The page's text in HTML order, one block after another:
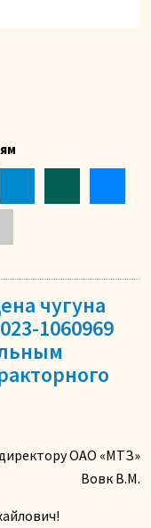
чугуна
1060969
ОАО «МТЗ»
Вовк В.М.